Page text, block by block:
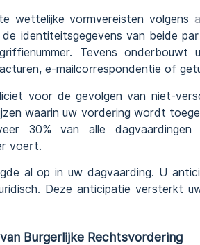
wettelijke vormvereisten volgens
identiteitsgegevens van beide
Tevens onderbouwt
e-mailcorrespondentie of
voor de gevolgen van niet-
waarin uw vordering wordt
30% van alle
voert.
al op in uw dagvaarding. U
Deze anticipatie versterkt
Burgerlijke Rechtsvordering